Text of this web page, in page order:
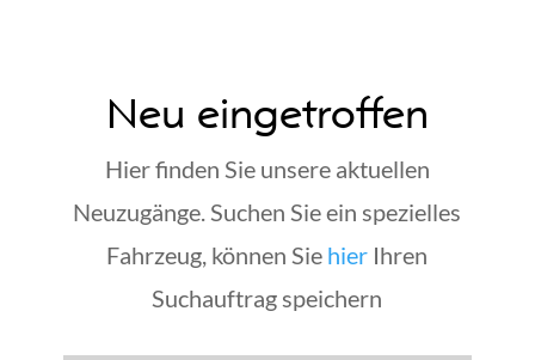
Neu eingetroffen
Hier finden Sie unsere aktuellen
Neuzugänge. Suchen Sie ein spezielles
Fahrzeug, können Sie hier Ihren
Suchauftrag speichern